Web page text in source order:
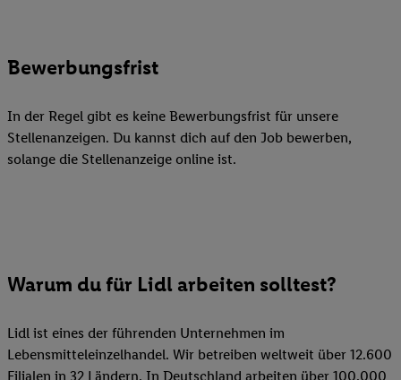
Bewerbungsfrist
In der Regel gibt es keine Bewerbungsfrist für unsere
Stellenanzeigen. Du kannst dich auf den Job bewerben,
solange die Stellenanzeige online ist.
Warum du für Lidl arbeiten solltest?
Lidl ist eines der führenden Unternehmen im
Lebensmitteleinzelhandel. Wir betreiben weltweit über 12.600
Filialen in 32 Ländern. In Deutschland arbeiten über 100.000